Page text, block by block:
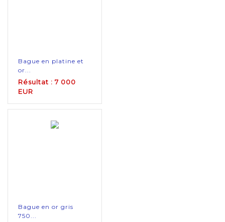
Bague en platine et
or...
Résultat : 7 000
EUR
Bague en or gris
750...